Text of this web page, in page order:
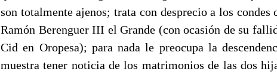
son totalmente ajenos; trata con desprecio a los condes
Ramón Berenguer III el Grande (con ocasión de su
Cid en Oropesa); para nada le preocupa la
muestra tener noticia de los matrimonios de las dos